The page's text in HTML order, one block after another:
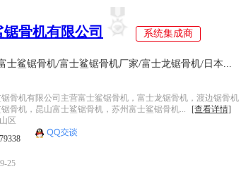
骨机有限公司 系统集成商
士鲨锯骨机/富士鲨锯骨机厂家/富士龙锯骨机/日本...
骨机有限公司主营富士鲨锯骨机，富士龙锯骨机，渡边锯骨机
骨机，昆山富士鲨锯骨机，苏州富士鲨锯骨机...
[查看详情]
区
25